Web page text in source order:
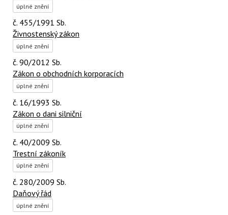
úplné znění
č. 455/1991 Sb.
Živnostenský zákon
úplné znění
č. 90/2012 Sb.
Zákon o obchodních korporacích
úplné znění
č. 16/1993 Sb.
Zákon o dani silniční
úplné znění
č. 40/2009 Sb.
Trestní zákoník
úplné znění
č. 280/2009 Sb.
Daňový řád
úplné znění